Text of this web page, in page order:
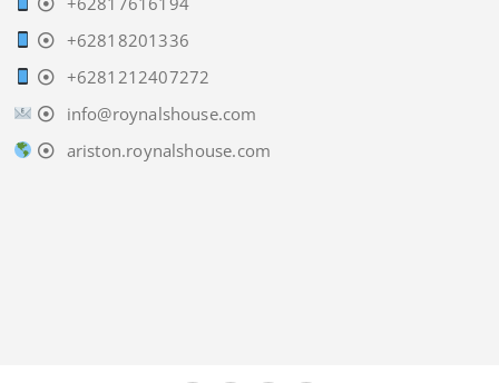
+62818201336
+6281212407272
info@roynalshouse.com
ariston.roynalshouse.com